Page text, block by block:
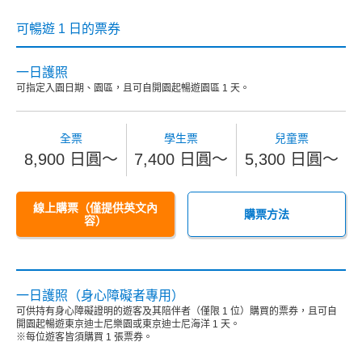
可暢遊 1 日的票券
一日護照
可指定入園日期、園區，且可自開園起暢遊園區 1 天。
全票
8,900 日圓～
學生票
7,400 日圓～
兒童票
5,300 日圓～
線上購票（僅提供英文內
容）
購票方法
一日護照（身心障礙者專用）
可供持有身心障礙證明的遊客及其陪伴者（僅限 1 位）購買的票券，且可自
開園起暢遊東京迪士尼樂園或東京迪士尼海洋 1 天。
※每位遊客皆須購買 1 張票券。